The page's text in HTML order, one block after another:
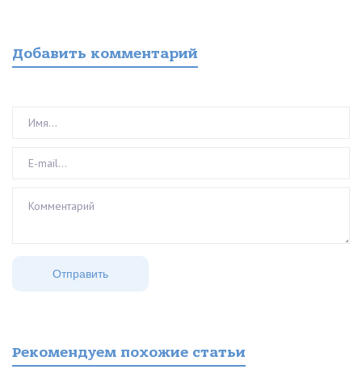
Добавить комментарий
Рекомендуем похожие статьи